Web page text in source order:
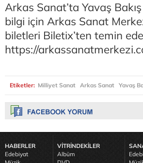
Arkas Sanat’ta Yavaş
bilgi için Arkas Sanat
biletleri Biletix’ten temin
https://
Etiketler: Milliyet Sanat Arkas Sanat Yavaş
HABERLER
Edebiyat
VİTRİNDEKİLER
Albüm